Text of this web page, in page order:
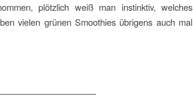
plötzlich weiß man instinktiv, welches
vielen grünen Smoothies übrigens auch mal